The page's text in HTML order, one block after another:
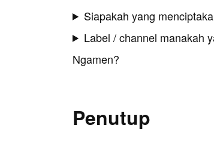
Siapakah yang
Label / channel manakah
Ngamen?
Penutup